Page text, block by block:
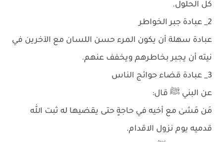
كل الحلول.
2_ عبادة جبر الخواطر
عبادة سهلة أن يكون المرء حسن اللسان مع الآخرين في
نيته أن يجبر بخاطرهم ويخفف عنهم.
3_ عبادة قضاء حوائج الناس
عن البني ﷺ قال:
مَن مَشىٰ مع أخيه في حاجةٍ حتى يقضيها له ثبت الله
قدميه يوم نزول الاقدام.